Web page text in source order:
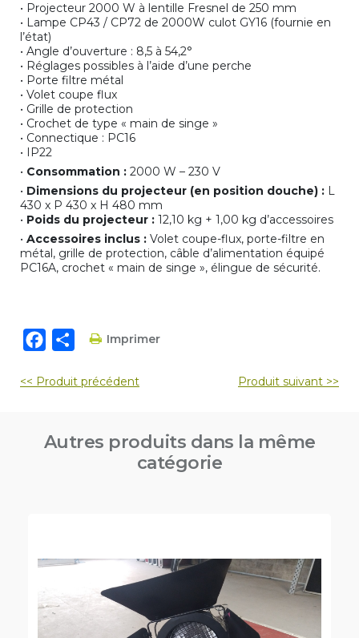
• Projecteur 2000 W à lentille Fresnel de 250 mm
• Lampe CP43 / CP72 de 2000W culot GY16 (fournie en
l’état)
• Angle d’ouverture : 8,5 à 54,2°
• Réglages possibles à l’aide d’une perche
• Porte filtre métal
• Volet coupe flux
• Grille de protection
• Crochet de type « main de singe »
• Connectique : PC16
• IP22
• Consommation : 2000 W – 230 V
• Dimensions du projecteur (en position douche) : L
430 x P 430 x H 480 mm
• Poids du projecteur : 12,10 kg + 1,00 kg d’accessoires
• Accessoires inclus : Volet coupe-flux, porte-filtre en
métal, grille de protection, câble d’alimentation équipé
PC16A, crochet « main de singe », élingue de sécurité.
Facebook
PartagerImprimer
Navigation
l’article
<< Produit précédent Produit suivant >>
Autres produits dans la même
catégorie